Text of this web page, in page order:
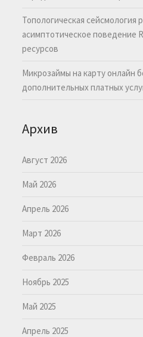
Топологическая сейсмология
асимптотическое поведение
ресурсов
Микрозаймы на карту онлайн
дополнительных платных
Архив
Август 2026
Май 2026
Апрель 2026
Март 2026
Февраль 2026
Ноябрь 2025
Май 2025
Апрель 2025